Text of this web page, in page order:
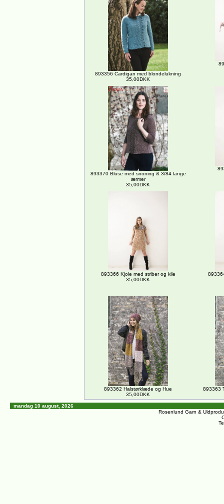
893356 Cardigan med blondelukning
35,00DKK
893370 Bluse med snoning & 3/84 lange
ærmer
35,00DKK
893366 Kjole med striber og kile
35,00DKK
893362 Halstørklæde og Hue
35,00DKK
893363
mandag 10 august, 2026
Rosenlund Garn &